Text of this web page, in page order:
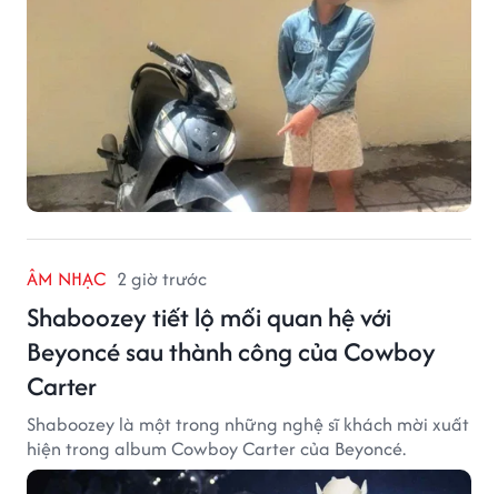
ÂM NHẠC 2 giờ trước
Shaboozey tiết lộ mối quan hệ với
Beyoncé sau thành công của Cowboy
Carter
Shaboozey là một trong những nghệ sĩ khách mời xuất
hiện trong album Cowboy Carter của Beyoncé.